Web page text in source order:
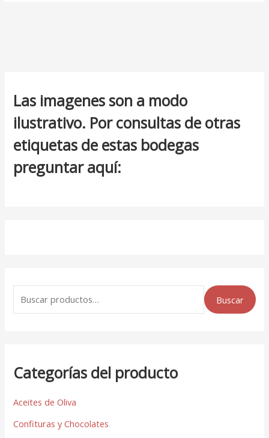
Las imagenes son a modo
ilustrativo. Por consultas de otras
etiquetas de estas bodegas
preguntar aquí:
Buscar
Categorías del producto
Aceites de Oliva
Confituras y Chocolates